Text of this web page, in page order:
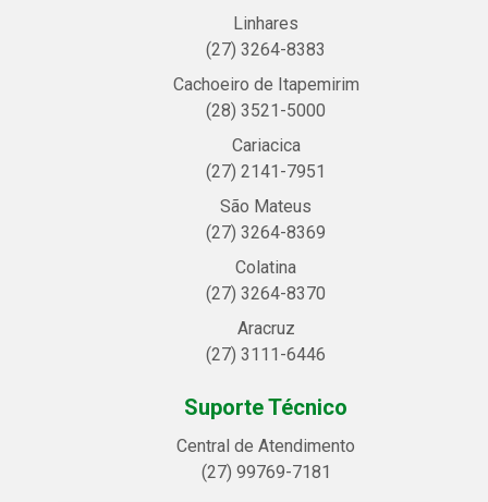
Linhares
(27) 3264-8383
Cachoeiro de Itapemirim
(28) 3521-5000
Cariacica
(27) 2141-7951
São Mateus
(27) 3264-8369
Colatina
(27) 3264-8370
Aracruz
(27) 3111-6446
Suporte Técnico
Central de Atendimento
(27) 99769-7181